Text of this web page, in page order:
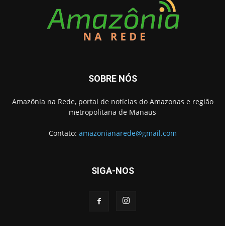
SOBRE NÓS
Amazônia na Rede, portal de notícias do Amazonas e região
metropolitana de Manaus
Contato: amazonianarede@gmail.com
SIGA-NOS